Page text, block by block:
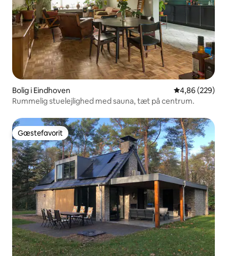
Bolig i Eindhoven 4,86 ud af 5 i
4,86 (229)
Rummelig stuelejlighed med sauna, tæt på centrum.
Gæstefavorit
Gæstefavorit